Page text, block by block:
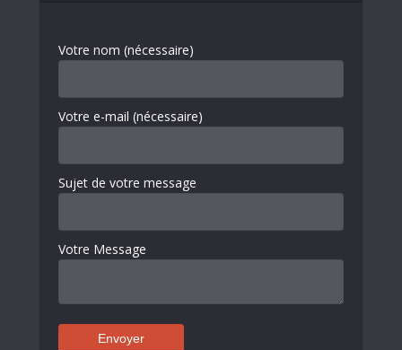
Votre nom (nécessaire)
Votre e-mail (nécessaire)
Sujet de votre message
Votre Message